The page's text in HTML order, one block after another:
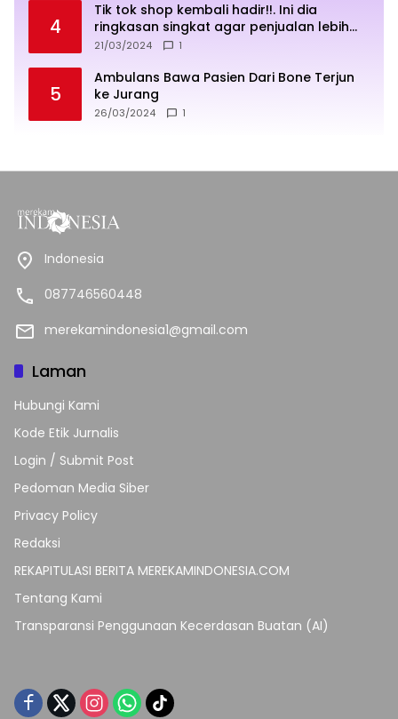
4
Tik tok shop kembali hadir!!. Ini dia
ringkasan singkat agar penjualan lebih
sukses
21/03/2024 1
5
Ambulans Bawa Pasien Dari Bone Terjun
ke Jurang
26/03/2024 1
Indonesia
087746560448
merekamindonesia1@gmail.com
Laman
Hubungi Kami
Kode Etik Jurnalis
Login / Submit Post
Pedoman Media Siber
Privacy Policy
Redaksi
REKAPITULASI BERITA MEREKAMINDONESIA.COM
Tentang Kami
Transparansi Penggunaan Kecerdasan Buatan (AI)